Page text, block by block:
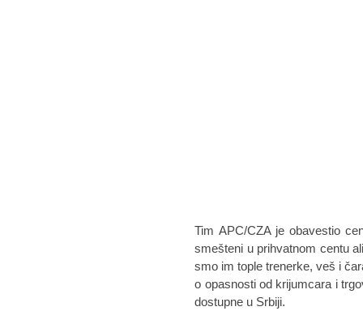
Tim APC/CZA je obavestio
smešteni u prihvatnom centu
smo im tople trenerke, veš i
o opasnosti od krijumcara i
dostupne u Srbiji.